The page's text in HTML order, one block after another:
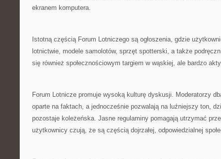
ekranem komputera.
Istotną częścią Forum Lotniczego są ogłoszenia, gdzie
lotnictwie, modele samolotów, sprzęt spotterski, a także
się również społecznościowym targiem w wąskiej, ale bardzo
Forum Lotnicze promuje wysoką kulturę dyskusji. Moderatorzy
oparte na faktach, a jednocześnie pozwalają na luźniejszy ton,
pozostaje koleżeńska. Jasne regulaminy pomagają utrzymać
użytkownicy czują, że są częścią dojrzałej, odpowiedzialnej